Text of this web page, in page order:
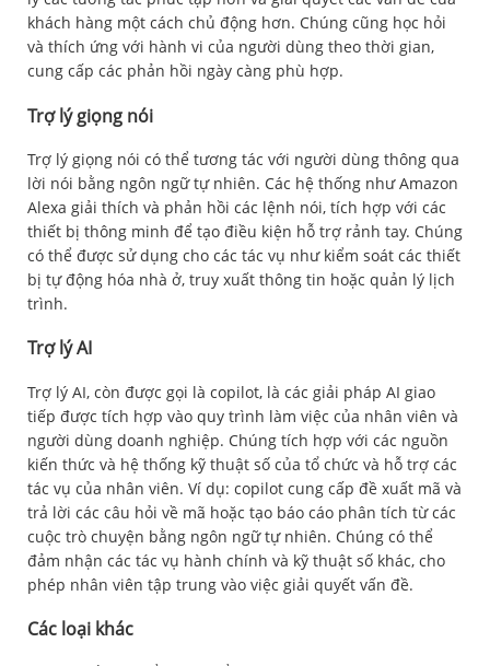
khách hàng một cách chủ động hơn. Chúng cũng học hỏi
và thích ứng với hành vi của người dùng theo thời gian,
cung cấp các phản hồi ngày càng phù hợp.
Trợ lý giọng nói
Trợ lý giọng nói có thể tương tác với người dùng thông qua
lời nói bằng ngôn ngữ tự nhiên. Các hệ thống như Amazon
Alexa giải thích và phản hồi các lệnh nói, tích hợp với các
thiết bị thông minh để tạo điều kiện hỗ trợ rảnh tay. Chúng
có thể được sử dụng cho các tác vụ như kiểm soát các thiết
bị tự động hóa nhà ở, truy xuất thông tin hoặc quản lý lịch
trình.
Trợ lý AI
Trợ lý AI, còn được gọi là copilot, là các giải pháp AI giao
tiếp được tích hợp vào quy trình làm việc của nhân viên và
người dùng doanh nghiệp. Chúng tích hợp với các nguồn
kiến thức và hệ thống kỹ thuật số của tổ chức và hỗ trợ các
tác vụ của nhân viên. Ví dụ: copilot cung cấp đề xuất mã và
trả lời các câu hỏi về mã hoặc tạo báo cáo phân tích từ các
cuộc trò chuyện bằng ngôn ngữ tự nhiên. Chúng có thể
đảm nhận các tác vụ hành chính và kỹ thuật số khác, cho
phép nhân viên tập trung vào việc giải quyết vấn đề.
Các loại khác